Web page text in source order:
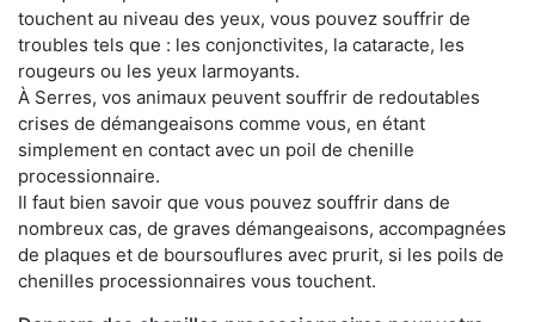
touchent au niveau des yeux, vous pouvez souffrir de
troubles tels que : les conjonctivites, la cataracte, les
rougeurs ou les yeux larmoyants.
À Serres, vos animaux peuvent souffrir de redoutables
crises de démangeaisons comme vous, en étant
simplement en contact avec un poil de chenille
processionnaire.
Il faut bien savoir que vous pouvez souffrir dans de
nombreux cas, de graves démangeaisons, accompagnées
de plaques et de boursouflures avec prurit, si les poils de
chenilles processionnaires vous touchent.